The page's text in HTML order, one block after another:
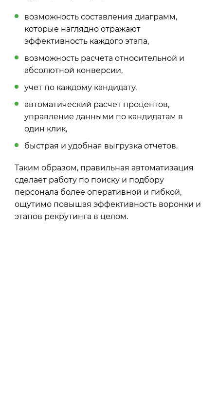
возможность составления диаграмм,
которые наглядно отражают
эффективность каждого этапа,
возможность расчета относительной и
абсолютной конверсии,
учет по каждому кандидату,
автоматический расчет процентов,
управление данными по кандидатам в
один клик,
быстрая и удобная выгрузка отчетов.
Таким образом, правильная автоматизация
сделает работу по поиску и подбору
персонала более оперативной и гибкой,
ощутимо повышая эффективность воронки и
этапов рекрутинга в целом.